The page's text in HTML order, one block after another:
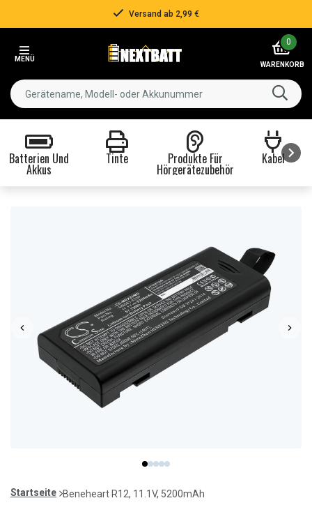
Versand ab 2,99 €
MENÜ
0
WARENKORB
Batterien Und
Akkus
Tinte Produkte Für
Hörgerätezubehör
Kabel
item
0
item
1
item
2
item
3
item
4
of
Startseite Beneheart R12, 11.1V, 5200mAh